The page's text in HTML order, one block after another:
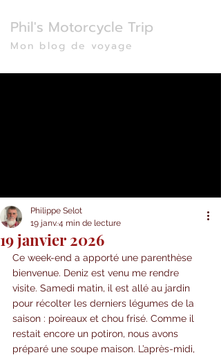
Phil's Motorcycle Trip
Mon blog de voyage
19 janvier 2026
Philippe Selot
19 janv.4 min de lecture
Ce week-end a apporté une parenthèse
bienvenue. Deniz est venu me rendre
visite. Samedi matin, il est allé au jardin
pour récolter les derniers légumes de la
saison : poireaux et chou frisé. Comme il
restait encore un potiron, nous avons
préparé une soupe maison. L’après-midi,